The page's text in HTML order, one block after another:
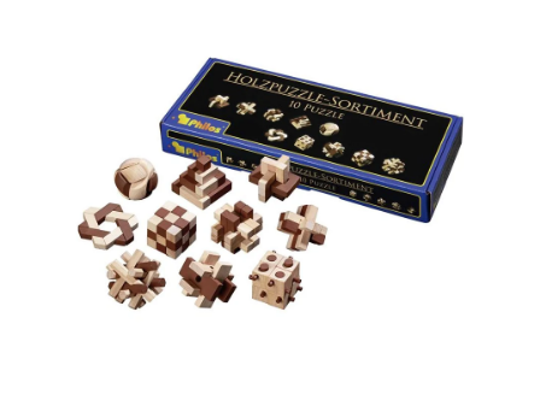
SCHACH-ANTIQUITÄTENLADEN
SCHACH ONLINE
SCHACH-MERCH